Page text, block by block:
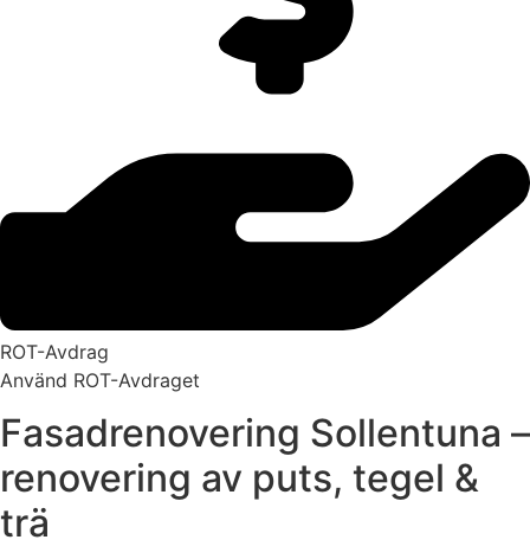
ROT-Avdrag
Använd ROT-Avdraget
Fasadrenovering Sollentuna –
renovering av puts, tegel &
trä